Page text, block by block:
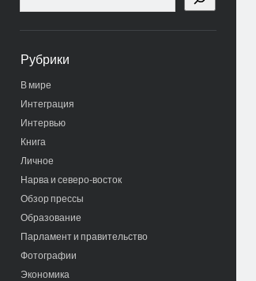
Рубрики
В мире
Интеграция
Интервью
Книга
Личное
Нарва и северо-восток
Обзор прессы
Образование
Парламент и правительство
Фотографии
Экономика